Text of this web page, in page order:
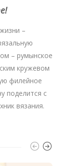
–
– румынское
кружевом
филейное
поделится с
вязания.